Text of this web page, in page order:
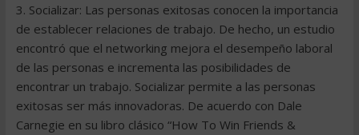
3. Socializar: Las personas exitosas conocen la importancia
de establecer relaciones de trabajo. De hecho, un estudio
encontró que el networking mejora el desempeño laboral
de las personas e incrementa las posibilidades de
encontrar un trabajo. Socializar permite a las personas
exitosas ser más innovadoras. De acuerdo con Dale
Carnegie en su libro clásico “How To Win Friends &